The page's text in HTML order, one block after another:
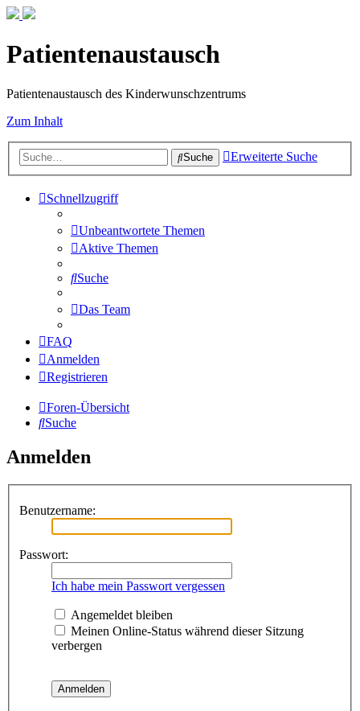
Patientenaustausch
Patientenaustausch des Kinderwunschzentrums
Zum Inhalt
Suche Erweiterte Suche
Schnellzugriff
Unbeantwortete Themen
Aktive Themen
Suche
Das Team
FAQ
Anmelden
Registrieren
Foren-Übersicht
Suche
Anmelden
Benutzername:
Passwort:
Ich habe mein Passwort vergessen
Angemeldet bleiben
Meinen Online-Status während dieser Sitzung
verbergen